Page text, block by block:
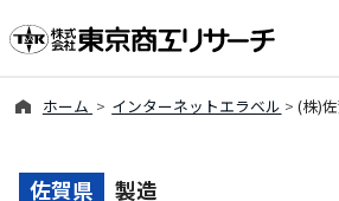
ホーム インターネットエラベル (株)
佐賀県 製造